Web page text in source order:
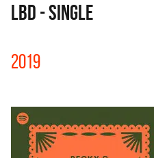
LBD - SINGLE
2019